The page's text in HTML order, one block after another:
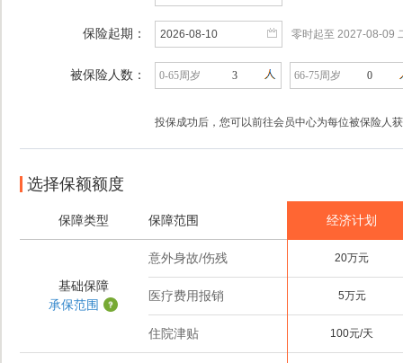
保险起期： 零时起至 2027-08-09
被保险人数：
投保成功后，您可以前往会员中心为每位被保险人
选择保额额度
保障类型 保障范围 经济计划
基础保障
承保范围
意外身故/伤残 20万元
医疗费用报销 5万元
住院津贴 100元/天